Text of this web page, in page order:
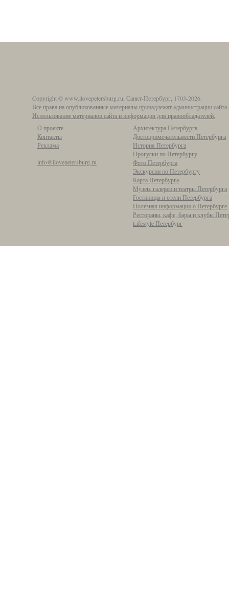
Copyright © www.ilovepetersburg.ru, Санкт-Петербург, 1703-2026.
Все права на опубликованные материалы принадлежат администрации
Использование материалов сайта и информация для правообладателей.
О проекте
Контакты
Реклама
info@ilovepetersburg.ru
Архитектура Петербурга
Достопримечательности Петербурга
История Петербурга
Прогулки по Петербургу
Фото Петербурга
Экскурсии по Петербургу
Карта Петербурга
Музеи, галереи и театры Петербурга
Гостиницы и отели Петербурга
Полезная информация о Петербурге
Рестораны, кафе, бары и клубы
Lifestyle Петербург